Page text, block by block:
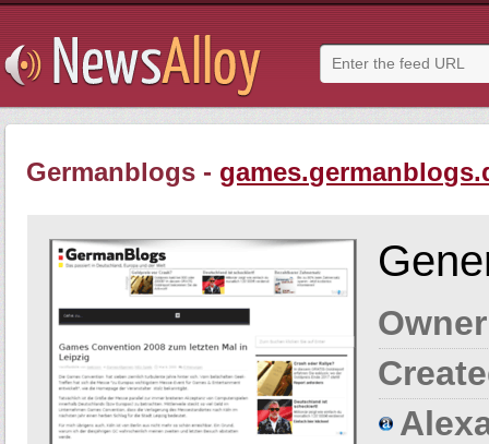
Germanblogs -